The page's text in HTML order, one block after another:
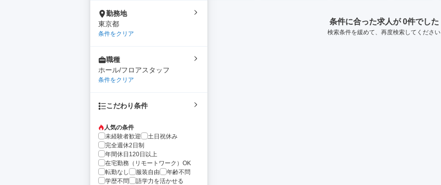
勤務地
東京都
条件をクリア
職種
ホール/フロアスタッフ
条件をクリア
こだわり条件
人気の条件
未経験者歓迎
土日祝休み
完全週休2日制
年間休日120日以上
在宅勤務（リモートワーク）OK
転勤なし
服装自由
年齢不問
学歴不問
語学力を活かせる
条件に合った求人が 0件でした
検索条件を緩めて、再度検索してください